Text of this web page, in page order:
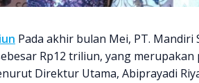
Pada akhir bulan Mei, PT. Mandiri
Rp12 triliun, yang
Direktur Utama, Abiprayadi